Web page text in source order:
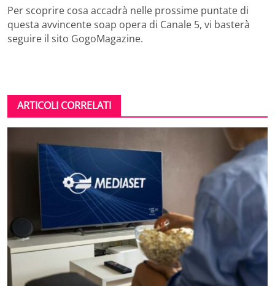
Per scoprire cosa accadrà nelle prossime puntate di
questa avvincente soap opera di Canale 5, vi basterà
seguire il sito GogoMagazine.
ARTICOLI CORRELATI